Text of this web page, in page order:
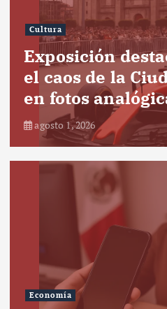
Cultura
Exposición
el caos de la
en fotos
agosto 1, 2026
Economía